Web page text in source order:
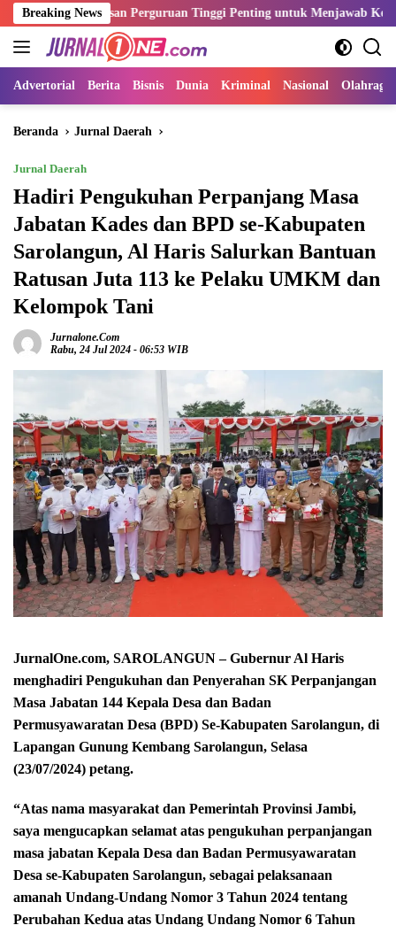
Langsung
ke
konten
Breaking News
Perguruan Tinggi Penting untuk Menjawab Kebutuhan Dunia
Advertorial Berita Bisnis Dunia Kriminal Nasional Olahraga
Beranda Jurnal Daerah
Jurnal Daerah
Hadiri Pengukuhan Perpanjang Masa
Jabatan Kades dan BPD se-Kabupaten
Sarolangun, Al Haris Salurkan Bantuan
Ratusan Juta 113 ke Pelaku UMKM dan
Kelompok Tani
Jurnalone.com
Rabu, 24 Jul 2024 - 06:53 WIB
JurnalOne.com, SAROLANGUN – Gubernur Al Haris
menghadiri Pengukuhan dan Penyerahan SK Perpanjangan
Masa Jabatan 144 Kepala Desa dan Badan
Permusyawaratan Desa (BPD) Se-Kabupaten Sarolangun, di
Lapangan Gunung Kembang Sarolangun, Selasa
(23/07/2024) petang.
“Atas nama masyarakat dan Pemerintah Provinsi Jambi,
saya mengucapkan selamat atas pengukuhan perpanjangan
masa jabatan Kepala Desa dan Badan Permusyawaratan
Desa se-Kabupaten Sarolangun, sebagai pelaksanaan
amanah Undang-Undang Nomor 3 Tahun 2024 tentang
Perubahan Kedua atas Undang Undang Nomor 6 Tahun